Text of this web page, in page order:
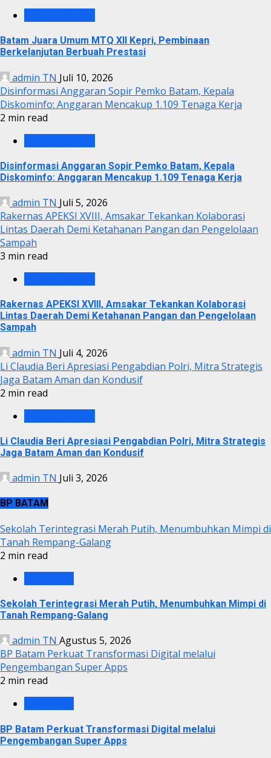
Batam Juara Umum MTQ XII Kepri, Pembinaan
Berkelanjutan Berbuah Prestasi
admin TN Juli 10, 2026
Disinformasi Anggaran Sopir Pemko Batam, Kepala
Diskominfo: Anggaran Mencakup 1.109 Tenaga Kerja
2 min read
Disinformasi Anggaran Sopir Pemko Batam, Kepala
Diskominfo: Anggaran Mencakup 1.109 Tenaga Kerja
admin TN Juli 5, 2026
Rakernas APEKSI XVIII, Amsakar Tekankan Kolaborasi
Lintas Daerah Demi Ketahanan Pangan dan Pengelolaan
Sampah
3 min read
Rakernas APEKSI XVIII, Amsakar Tekankan Kolaborasi
Lintas Daerah Demi Ketahanan Pangan dan Pengelolaan
Sampah
admin TN Juli 4, 2026
Li Claudia Beri Apresiasi Pengabdian Polri, Mitra Strategis
Jaga Batam Aman dan Kondusif
2 min read
Li Claudia Beri Apresiasi Pengabdian Polri, Mitra Strategis
Jaga Batam Aman dan Kondusif
admin TN Juli 3, 2026
BP BATAM
Sekolah Terintegrasi Merah Putih, Menumbuhkan Mimpi di
Tanah Rempang-Galang
2 min read
Sekolah Terintegrasi Merah Putih, Menumbuhkan Mimpi di
Tanah Rempang-Galang
admin TN Agustus 5, 2026
BP Batam Perkuat Transformasi Digital melalui
Pengembangan Super Apps
2 min read
BP Batam Perkuat Transformasi Digital melalui
Pengembangan Super Apps